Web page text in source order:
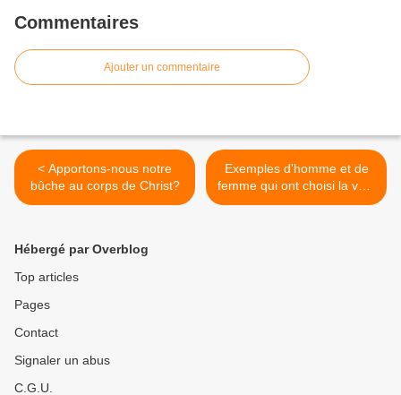
Commentaires
Ajouter un commentaire
< Apportons-nous notre
bûche au corps de Christ?
Exemples d'homme et de
femme qui ont choisi la voie
étroite >
Hébergé par Overblog
Top articles
Pages
Contact
Signaler un abus
C.G.U.